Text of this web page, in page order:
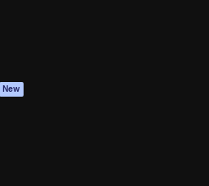
New